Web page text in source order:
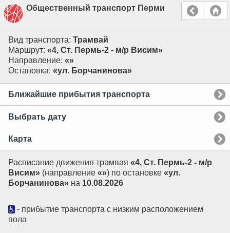
Общественный транспорт Перми
Вид транспорта: Трамвай
Маршрут: «4, Ст. Пермь-2 - м/р Висим»
Направление: «»
Остановка: «ул. Борчанинова»
Ближайшие прибытия транспорта
Выбрать дату
Карта
Расписание движения трамвая «4, Ст. Пермь-2 - м/р
Висим» (направление «») по остановке «ул.
Борчанинова» на 10.08.2026
- прибытие транспорта с низким расположением
пола